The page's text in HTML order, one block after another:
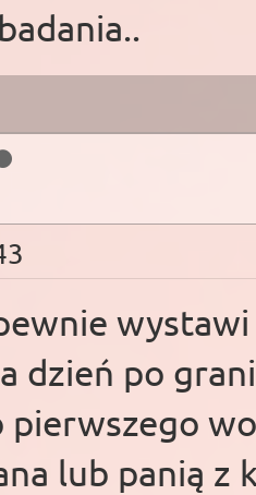
dzień po
lub panią z